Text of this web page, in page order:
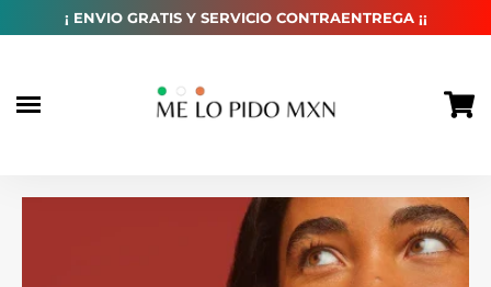
directamente
¡ ENVIO GRATIS Y SERVICIO CONTRAENTREGA ¡¡
habitual